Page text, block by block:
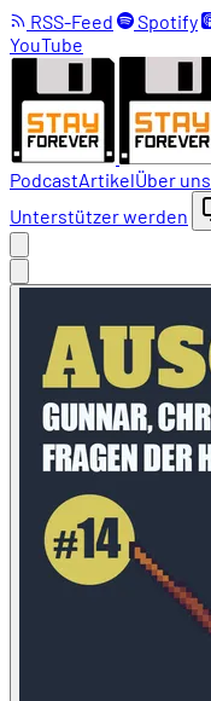
RSS-Feed Spotify
YouTube
PodcastArtikelÜber uns
Unterstützer werden